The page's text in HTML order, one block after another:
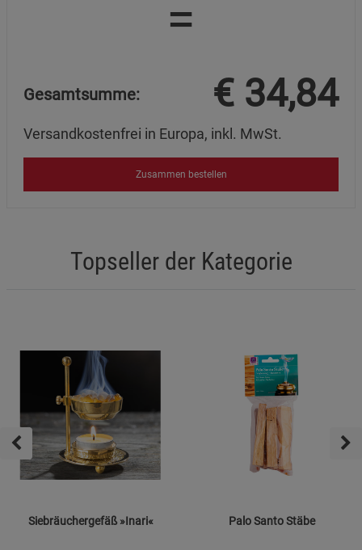
=
Gesamtsumme: € 34,84
Versandkostenfrei in Europa, inkl. MwSt.
Zusammen bestellen
Topseller der Kategorie
Siebräuchergefäß »Inari« Palo Santo Stäbe
Cookie-Informationen anzeigen
Datenschutzerklärung